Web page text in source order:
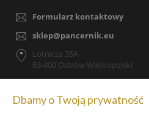
Formularz kontaktowy
sklep@pancernik.eu
Lotnicza 35A
63-400 Ostrów Wielkopolski
Dbamy o Twoją prywatność